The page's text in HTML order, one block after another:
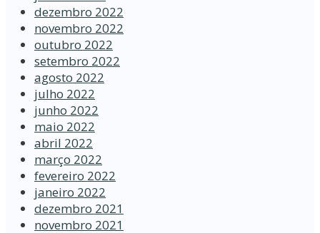
dezembro 2022
novembro 2022
outubro 2022
setembro 2022
agosto 2022
julho 2022
junho 2022
maio 2022
abril 2022
março 2022
fevereiro 2022
janeiro 2022
dezembro 2021
novembro 2021